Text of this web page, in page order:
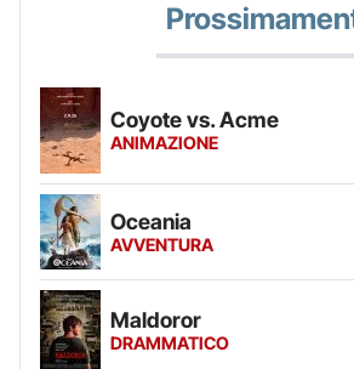
Coyote vs. Acme
ANIMAZIONE
Oceania
AVVENTURA
Maldoror
DRAMMATICO